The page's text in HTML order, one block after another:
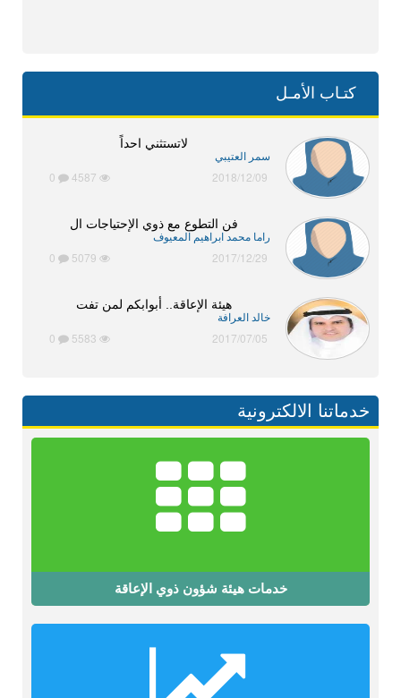
كتـاب الأمـل
لاتستثني احداً
سمر العتيبي
2018/12/09
فن التطوع مع ذوي الإحتياجات ال
راما محمد ابراهيم المعيوف
2017/12/29
هيئة الإعاقة.. أبوابكم لمن تفت
خالد العرافة
2017/07/05
خدماتنا الالكترونية
خدمات هيئة شؤون ذوي الإعاقة